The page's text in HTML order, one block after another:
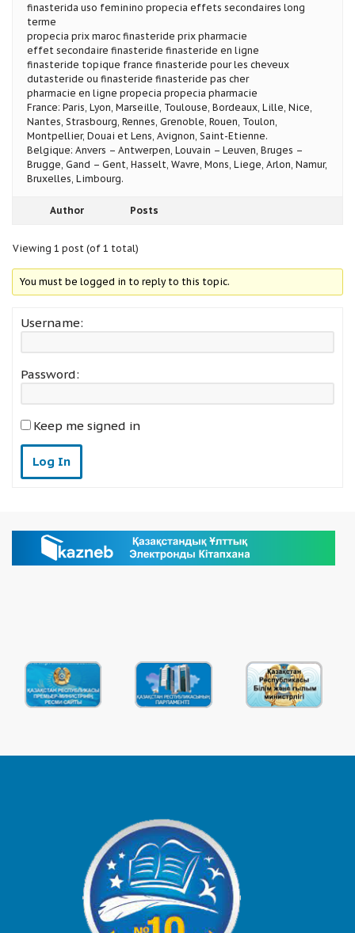
finasterida uso feminino propecia effets secondaires long
terme
propecia prix maroc finasteride prix pharmacie
effet secondaire finasteride finasteride en ligne
finasteride topique france finasteride pour les cheveux
dutasteride ou finasteride finasteride pas cher
pharmacie en ligne propecia propecia pharmacie
France: Paris, Lyon, Marseille, Toulouse, Bordeaux, Lille, Nice,
Nantes, Strasbourg, Rennes, Grenoble, Rouen, Toulon,
Montpellier, Douai et Lens, Avignon, Saint-Etienne.
Belgique: Anvers – Antwerpen, Louvain – Leuven, Bruges –
Brugge, Gand – Gent, Hasselt, Wavre, Mons, Liege, Arlon, Namur,
Bruxelles, Limbourg.
Author Posts
Viewing 1 post (of 1 total)
You must be logged in to reply to this topic.
Username:
Password:
Keep me signed in
Log In